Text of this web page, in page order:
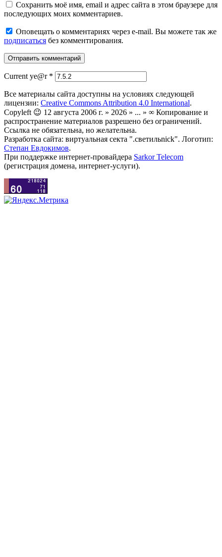
Сохранить моё имя, email и адрес сайта в этом браузере для
последующих моих комментариев.
Оповещать о комментариях через e-mail. Вы можете так же
подписаться без комментирования.
Current ye@r *
Все материалы сайта доступны на условиях следующей
лицензии: Creative Commons Attribution 4.0 International.
Copyleft 😉 12 августа 2006 г. » 2026 » ... » ∞ Копирование и
распространение материалов разрешено без ограничений.
Ссылка не обязательна, но желательна.
Разработка сайта: виртуальная секта ".светильnick". Логотип:
Степан Евдокимов.
При поддержке интернет-провайдера Sarkor Telecom
(регистрация домена, интернет-услуги).